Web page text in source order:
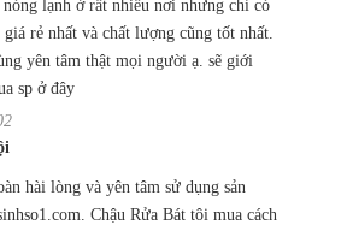
lạnh ở rất nhiều nơi nhưng chỉ có
rẻ nhất và chất lượng cũng tốt nhất.
yên tâm thật mọi người ạ. sẽ giới
sp ở đây
hài lòng và yên tâm sử dụng sản
Chậu Rửa Bát tôi mua cách